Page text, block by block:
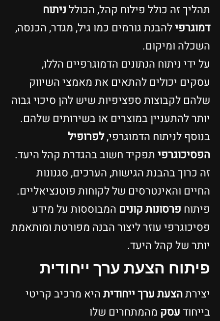
תהליך זה כולל פילוח קהל, הכוללניתוח
דמוגרפילהבנת גורמים כמו גיל, מגדר, הכנסה,
השכלה ומיקום.
על ידי ניתוח הנתונים הדמוגרפיים הללו,
עסקים יכולים להתאים את מאמצי השיווק
שלהם לקבוצות ספציפיות שיש להן סיכוי גבוה
יותר להתעניין במוצרים או בשירותים שלהם.
בנוסף לניתוח הדמוגרפי,לפרופיל
הפסיכוגרפיתפקיד חשוב בהגדרת קהל היעד.
זה כרוך בהבנת הגישות, הערכים, סגנונות
החיים והאינטרסים של לקוחות פוטנציאליים.
פיתוח פרסונות קונים המבוססות על מידע
פסיכוגרפי עוזר ליצור הבנה מפורטת ומותאמת
יותר של קהל היעד.
פיתוח הצעת ערך ייחודית
יצירתהצעת ערך ייחודיתהיא מרכיב קריטי
בייחודעסק מהמתחרים שלו